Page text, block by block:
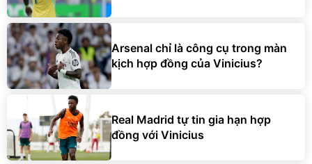
Arsenal chỉ là công cụ trong màn
kịch hợp đồng của Vinicius?
Real Madrid tự tin gia hạn hợp
đồng với Vinicius